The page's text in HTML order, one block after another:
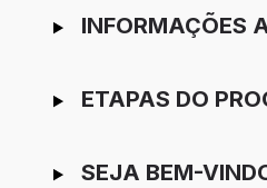
INFORMAÇÕES
ETAPAS DO
SEJA BEM-